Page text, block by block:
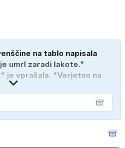
na tablo napisala
umrl zaradi lakote."
je vprašala. "Verjetno na